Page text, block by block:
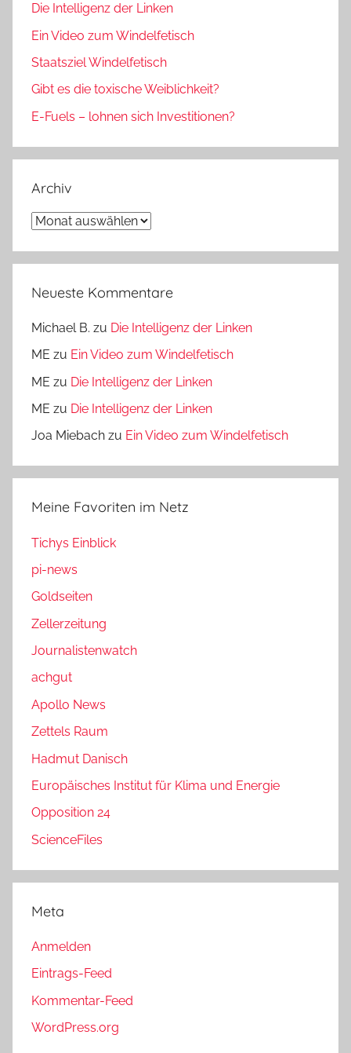
Die Intelligenz der Linken
Ein Video zum Windelfetisch
Staatsziel Windelfetisch
Gibt es die toxische Weiblichkeit?
E-Fuels – lohnen sich Investitionen?
Archiv
Archiv
Neueste Kommentare
Michael B. zu Die Intelligenz der Linken
ME zu Ein Video zum Windelfetisch
ME zu Die Intelligenz der Linken
ME zu Die Intelligenz der Linken
Joa Miebach zu Ein Video zum Windelfetisch
Meine Favoriten im Netz
Tichys Einblick
pi-news
Goldseiten
Zellerzeitung
Journalistenwatch
achgut
Apollo News
Zettels Raum
Hadmut Danisch
Europäisches Institut für Klima und Energie
Opposition 24
ScienceFiles
Meta
Anmelden
Eintrags-Feed
Kommentar-Feed
WordPress.org